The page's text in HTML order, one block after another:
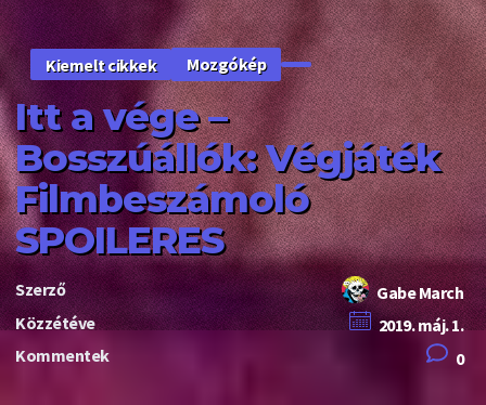
Kiemelt cikkek Mozgókép
Itt a vége –
Bosszúállók: Végjáték
Filmbeszámoló
SPOILERES
Szerző
Gabe March
Közzétéve
2019. máj. 1.
Kommentek
0